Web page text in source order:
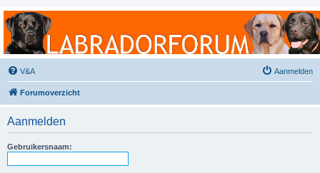
Labradorforum
Het gezelligste Labradorforum van Nederland en België!
V&A Aanmelden
Forumoverzicht
Aanmelden
Gebruikersnaam: